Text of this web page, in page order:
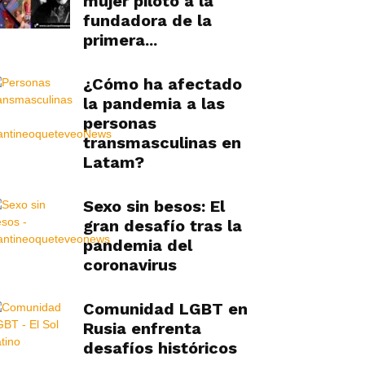
fundadora de la
primera...
¿Cómo ha afectado
la pandemia a las
personas
transmasculinas en
Latam?
Sexo sin besos: El
gran desafío tras la
pandemia del
coronavirus
Comunidad LGBT en
Rusia enfrenta
desafíos históricos